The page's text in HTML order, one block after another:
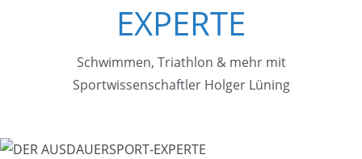
EXPERTE
Schwimmen, Triathlon & mehr mit
Sportwissenschaftler Holger Lüning